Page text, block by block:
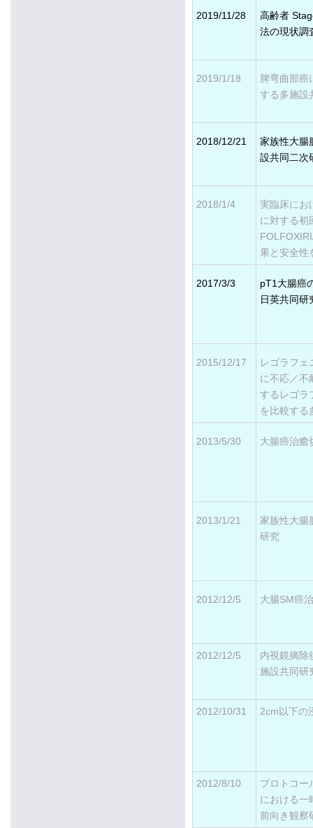
2019/11/28
高齢者
法の現状調
2019/1/18
脾弯曲部癌
する多施設
2018/12/21
家族性大腸
設共同二次
2018/1/4
実臨床にお
に対する初
果と安全性
2017/3/3
pT1大腸癌
日英共同研
2015/12/17
レゴラフェ
に不応／不
するレゴラ
を比較する
2013/5/30 大腸癌治癒
2013/1/21
家族性大腸
研究
2012/12/5 大腸SM癌
2012/12/5
内視鏡摘除
施設共同研
2012/10/31 2cm以下の
2012/8/10
プロトコー
における一
前向き観察